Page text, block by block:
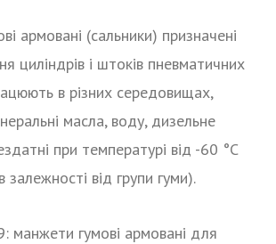
армовані (сальники) призначені
циліндрів і штоків пневматичних
в різних середовищах,
масла, воду, дизельне
при температурі від -60 °С
від групи гуми).
манжети гумові армовані для